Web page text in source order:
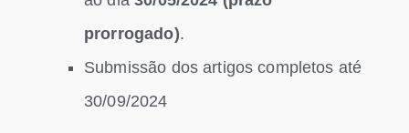
prorrogado).
Submissão dos artigos completos até
30/09/2024